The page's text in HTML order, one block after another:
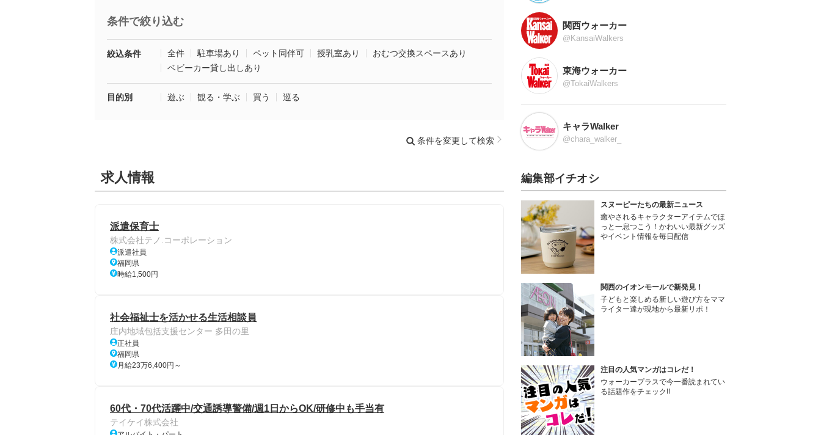
条件で絞り込む
絞込条件 全件 駐車場あり ペット同伴可 授乳室あり
おむつ交換スペースあり
ベビーカー貸し出しあり
目的別 遊ぶ 観る・学ぶ 買う 巡る
条件を変更して検索
求人情報
派遣保育士
株式会社テノ.コーポレーション
派遣社員
福岡県
時給1,500円
社会福祉士を活かせる生活相談員
庄内地域包括支援センター 多田の里
正社員
福岡県
月給23万6,400円～
60代・70代活躍中/交通誘導警備/週1日からOK/研修中も手当有
テイケイ株式会社
関西ウォーカー
@KansaiWalkers
東海ウォーカー
@TokaiWalkers
キャラWalker
@chara_walker_
編集部イチオシ
スヌーピーたちの最新ニュース
癒やされるキャラクターアイテムでほ
っと一息つこう！かわいい最新グッズ
やイベント情報を毎日配信
関西のイオンモールで新発見！
子どもと楽しめる新しい遊び方をママ
ライター達が現地から最新リポ！
注目の人気マンガはコレだ！
ウォーカープラスで今一番読まれてい
る話題作をチェック!!